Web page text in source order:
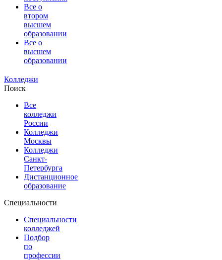
Все о
втором
высшем
образовании
Все о
высшем
образовании
Колледжи
Поиск
Все
колледжи
России
Колледжи
Москвы
Колледжи
Санкт-
Петербурга
Дистанционное
образование
Специальности
Специальности
колледжей
Подбор
по
профессии